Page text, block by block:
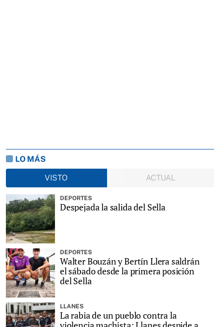
LO MÁS
VISTO
ACTUAL
DEPORTES
Despejada la salida del Sella
DEPORTES
Walter Bouzán y Bertín Llera saldrán
el sábado desde la primera posición
del Sella
LLANES
La rabia de un pueblo contra la